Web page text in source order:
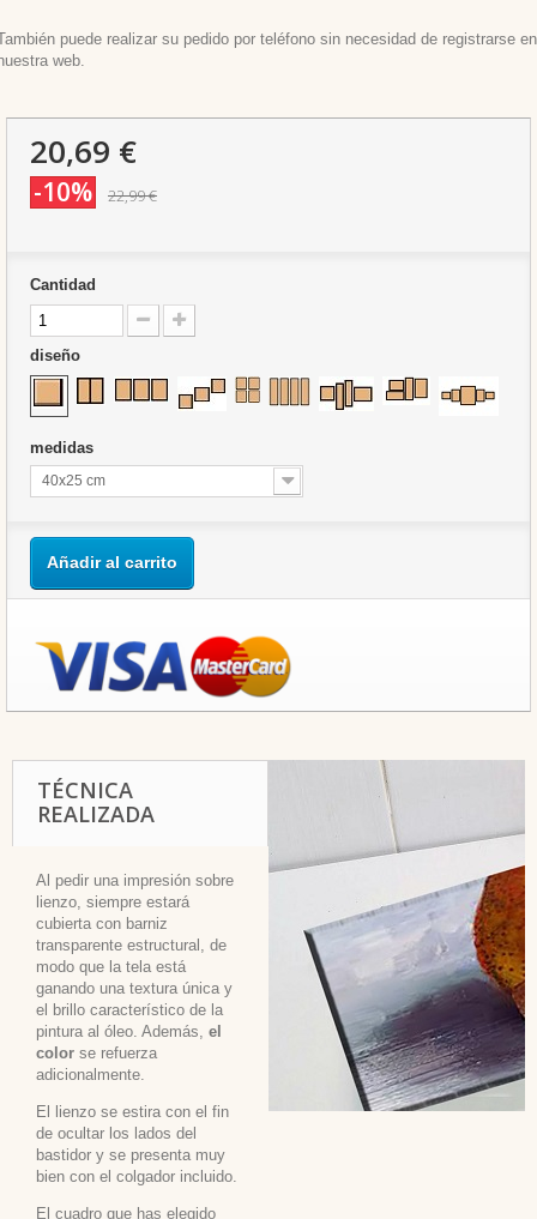
puede realizar su pedido por teléfono sin necesidad de registrarse en
web.
20,69 €
-10% 22,99 €
Cantidad
diseño
medidas
40x25 cm
Añadir al carrito
TÉCNICA
REALIZADA
Al pedir una impresión sobre
lienzo, siempre estará
cubierta con barniz
transparente estructural, de
modo que la tela está
ganando una textura única y
el brillo característico de la
pintura al óleo. Además, el
color se refuerza
adicionalmente.
El lienzo se estira con el fin
de ocultar los lados del
bastidor y se presenta muy
bien con el colgador incluido.
El cuadro que has elegido